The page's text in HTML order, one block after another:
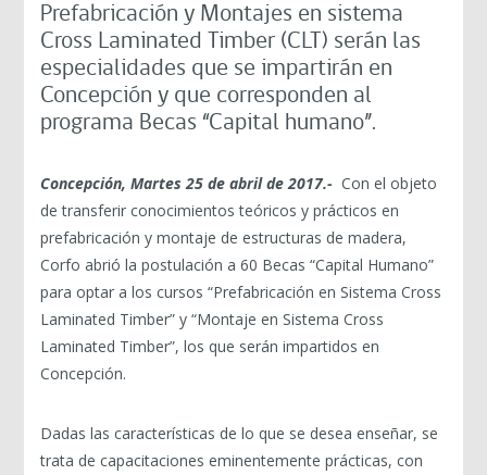
Prefabricación y Montajes en sistema
Cross Laminated Timber (CLT) serán las
especialidades que se impartirán en
Concepción y que corresponden al
programa Becas “Capital humano”.
Concepción, Martes 25 de abril de 2017.- Con el objeto
de transferir conocimientos teóricos y prácticos en
prefabricación y montaje de estructuras de madera,
Corfo abrió la postulación a 60 Becas “Capital Humano”
para optar a los cursos “Prefabricación en Sistema Cross
Laminated Timber” y “Montaje en Sistema Cross
Laminated Timber”, los que serán impartidos en
Concepción.
Dadas las características de lo que se desea enseñar, se
trata de capacitaciones eminentemente prácticas, con